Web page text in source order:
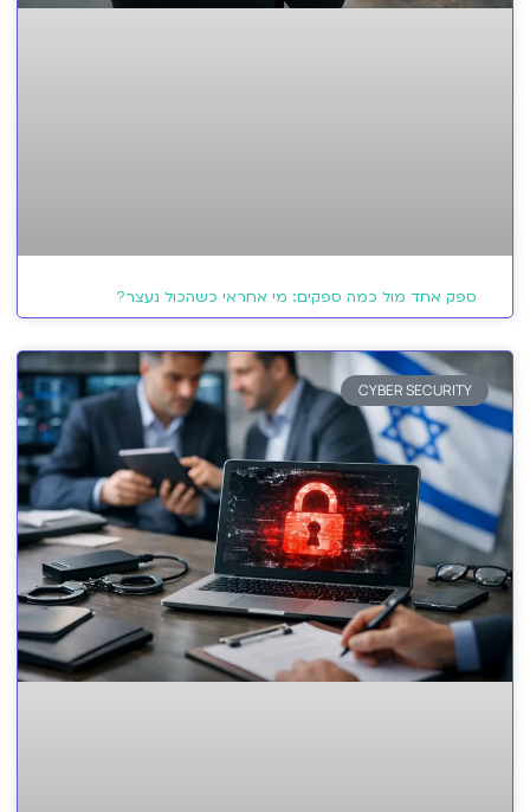
ספק אחד מול כמה ספקים: מי אחראי כשהכול נעצר?
CYBER SECURITY